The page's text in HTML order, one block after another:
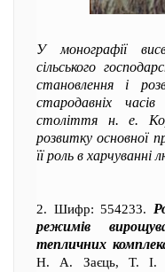
У монографії
сільського
становлення і
стародавніх
століття н. е.
розвитку основної
її роль в харчуванні
2. Шифр: 554233.
режимів
тепличних
Н. А. Заєць, Т. І.